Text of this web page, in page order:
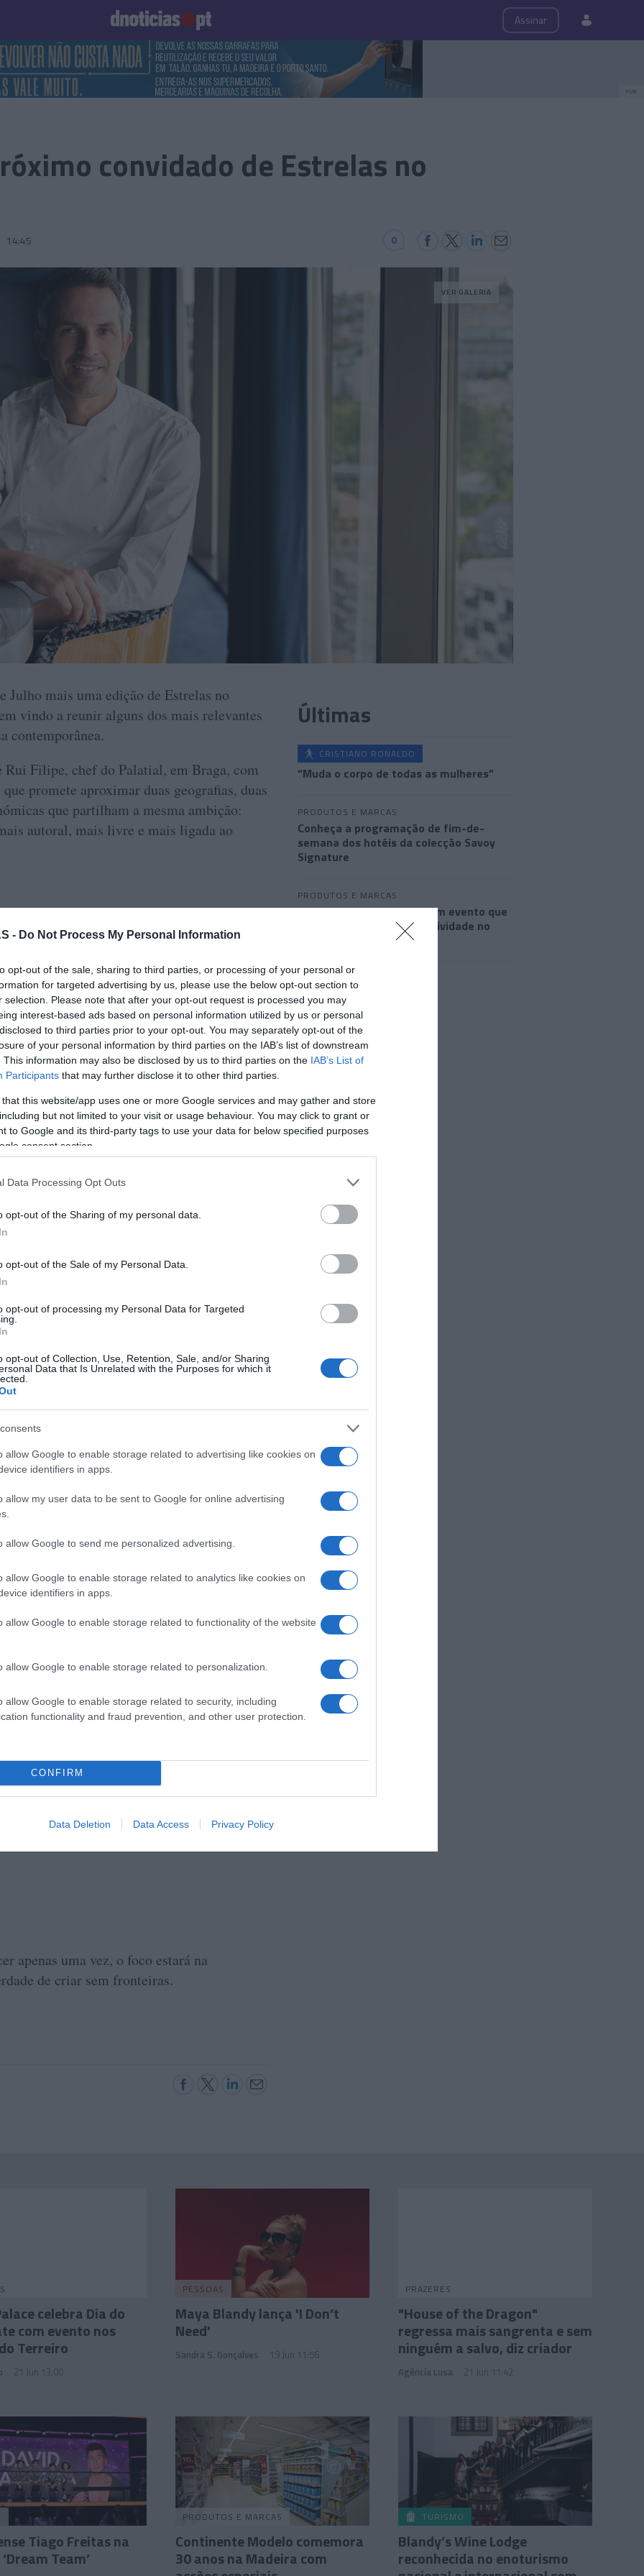
- Do Not Process My Personal Information
opt-out of the sale, sharing to third parties, or processing of your personal or
for targeted advertising by us, please use the below opt-out section to
selection. Please note that after your opt-out request is processed you may
interest-based ads based on personal information utilized by us or personal
to third parties prior to your opt-out. You may separately opt-out of the
of your personal information by third parties on the IAB’s list of downstream
This information may also be disclosed by us to third parties on the IAB’s List of
Participants that may further disclose it to other third parties.
that this website/app uses one or more Google services and may gather and store
but not limited to your visit or usage behaviour. You may click to grant or
to Google and its third-party tags to use your data for below specified purposes
consent section.
Data Processing Opt Outs
opt-out of the Sharing of my personal data.
opt-out of the Sale of my Personal Data.
opt-out of processing my Personal Data for Targeted
opt-out of Collection, Use, Retention, Sale, and/or Sharing
Data that Is Unrelated with the Purposes for which it
allow Google to enable storage related to advertising like cookies on
identifiers in apps.
allow my user data to be sent to Google for online advertising
allow Google to send me personalized advertising.
allow Google to enable storage related to analytics like cookies on
identifiers in apps.
allow Google to enable storage related to functionality of the website
allow Google to enable storage related to personalization.
allow Google to enable storage related to security, including
functionality and fraud prevention, and other user protection.
CONFIRM
Data Deletion Data Access Privacy Policy
Assinar
Palavras Produto e Marcas
PUB
convidado de Estrelas no
14:45 0
VER GALERIA
Julho mais uma edição de Estrelas no
vindo a reunir alguns dos mais relevantes
contemporânea.
Rui Filipe, chef do Palatial, em Braga, com
promete aproximar duas geografias, duas
que partilham a mesma ambição:
autoral, mais livre e mais ligada ao
a uma geração de chefs que tem
sólido, discreto e consistente.
das mais exigentes cozinhas nacionais e
do Palatial, projecto que rapidamente se
à gastronomia portuguesa e que
estrela Michelin.
como um ponto de chegada, mas como
Rui Filipe procura inspiração nas raízes
as através de uma linguagem
a memória e a emoção ocupam um
ao chef anfitrião Roberto Barros para um
além do exercício de colaboração entre
esta edição de Estrelas no Galáxia
com identidades fortes e singulares
cozinhas contemporâneas que
se deixarem limitar por ele.
relevante para ambos os
a (re)conquista da sua estrela Michelin,
uma nova fase da sua trajectória: mais
focada na construção de uma identidade
nasce Estrelas no Galáxia. Mais do que
procura criar espaço para o diálogo, a
e o encontro entre diferentes
para sair da rotina, desafiar ideias,
equipa. São também uma forma de
portuguesa contemporânea e de
nossos clientes”, afirma o chef Roberto
descobrir um menu exclusivo criado
por uma harmonização vínica
do Galáxia Skyfood. A componente
a cargo de Pedro Campas, chef executivo de
apenas uma vez, o foco estará na
de criar sem fronteiras.
Últimas
CRISTIANO RONALDO
“Muda o corpo de todas as mulheres”
PRODUTOS E MARCAS
Conheça a programação de fim-de-
semana dos hotéis da colecção Savoy
Signature
PRODUTOS E MARCAS
DHRT celebra dois anos com evento que
junta música, moda e criatividade no
celebra Dia do
com evento nos
Terreiro
21 Jun 13:00
PESSOAS
Maya Blandy lança 'I Don’t
Need'
Sandra S. Gonçalves 19 Jun 11:56
PRAZERES
"House of the Dragon"
regressa mais sangrenta e sem
ninguém a salvo, diz criador
Agência Lusa 21 Jun 11:42
Tiago Freitas na
Team’
PRODUTOS E MARCAS
Continente Modelo comemora
30 anos na Madeira com
TURISMO
Blandy’s Wine Lodge
reconhecida no enoturismo